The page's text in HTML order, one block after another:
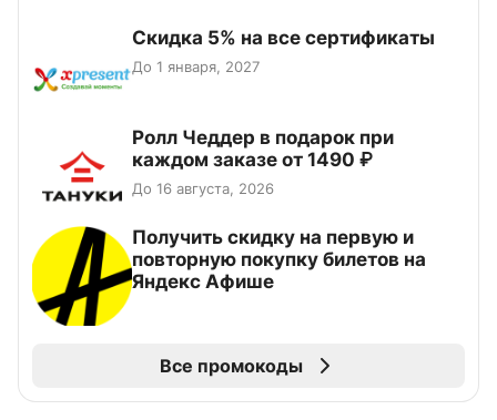
Скидка 5% на все сертификаты
До 1 января, 2027
Ролл Чеддер в подарок при
каждом заказе от 1490 ₽
До 16 августа, 2026
Получить скидку на первую и
повторную покупку билетов на
Яндекс Афише
Все промокоды